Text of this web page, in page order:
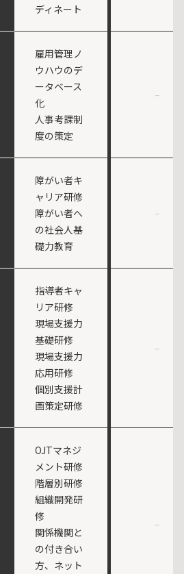
ディネート
雇用管理ノ
ウハウのデ
ータベース
化
人事考課制
度の策定
–
障がい者キ
ャリア研修
障がい者へ
の社会人基
礎力教育
–
指導者キャ
リア研修
現場支援力
基礎研修
現場支援力
応用研修
個別支援計
画策定研修
–
OJTマネジ
メント研修
階層別研修
組織開発研
修
関係機関と
の付き合い
方、ネット
–